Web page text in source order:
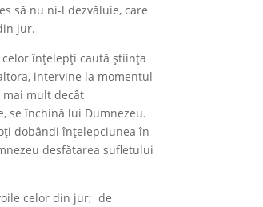
să nu ni-l dezvăluie, care
jur.
înțelepți caută știința
intervine la momentul
mult decât
se închină lui Dumnezeu.
dobândi înțelepciunea în
desfătarea sufletului
celor din jur; de